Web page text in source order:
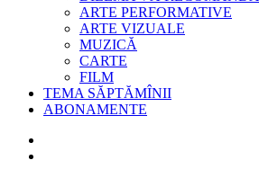
ARTE PERFORMATIVE
ARTE VIZUALE
MUZICĂ
CARTE
FILM
TEMA SĂPTĂMÎNII
ABONAMENTE